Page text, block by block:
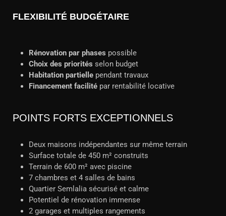
FLEXIBILITÉ BUDGÉTAIRE
Rénovation par phases possible
Choix des priorités selon budget
Habitation partielle pendant travaux
Financement facilité par rentabilité locative
POINTS FORTS EXCEPTIONNELS
Deux maisons indépendantes sur même terrain
Surface totale de 450 m² construits
Terrain de 600 m² avec piscine
7 chambres et 4 salles de bains
Quartier Semlalia sécurisé et calme
Potentiel de rénovation immense
2 garages et multiples rangements